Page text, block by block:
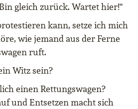
gleich zurück. Wartet hier!“
kann, setze ich mich
wie jemand aus der Ferne
ruft.
Witz sein?
einen Rettungswagen?
und Entsetzen macht sich